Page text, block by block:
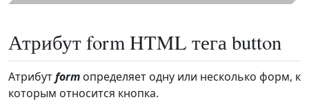
Атрибут form HTML тега button
Атрибутform определяет одну или несколько форм, к
которым относится кнопка.